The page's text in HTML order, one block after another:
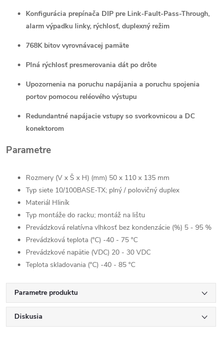
Konfigurácia prepínača DIP pre Link-Fault-Pass-Through,
alarm výpadku linky, rýchlosť, duplexný režim
768K bitov vyrovnávacej pamäte
Plná rýchlosť presmerovania dát po drôte
Upozornenia na poruchu napájania a poruchu spojenia
portov pomocou reléového výstupu
Redundantné napájacie vstupy so svorkovnicou a DC
konektorom
Parametre
Rozmery (V x Š x H) (mm) 50 x 110 x 135 mm
Typ siete 10/100BASE-TX; plný / polovičný duplex
Materiál Hliník
Typ montáže do racku; montáž na lištu
Prevádzková relatívna vlhkosť bez kondenzácie (%) 5 - 95 %
Prevádzková teplota (°C) -40 - 75 °C
Prevádzkové napätie (VDC) 20 - 30 VDC
Teplota skladovania (°C) -40 - 85 °C
Parametre produktu
Diskusia